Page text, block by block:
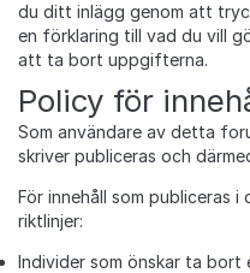
du ditt inlägg genom att
en förklaring till vad du vill
att ta bort uppgifterna.
Policy för
Som användare av detta
skriver publiceras och
För innehåll som publiceras
riktlinjer:
Individer som önskar ta bort